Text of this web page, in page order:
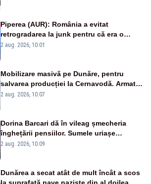
Piperea (AUR): România a evitat
retrogradarea la junk pentru că era o
catastrofă pentru bănci și fondurile de
2 aug. 2026, 10:01
Mobilizare masivă pe Dunăre, pentru
salvarea producției la Cernavodă. Armata
va detona o stâncă și va devia apa
2 aug. 2026, 10:07
Dorina Barcari dă în vileag șmecheria
înghețării pensiilor. Sumele uriașe
pierdute de fiecare român
2 aug. 2026, 10:09
Dunărea a secat atât de mult încât a scos